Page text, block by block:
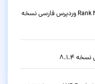
دانلود افزونه سئو حرفه ای رنک مث Rank Math Pro وردپرس فارسی نسخه